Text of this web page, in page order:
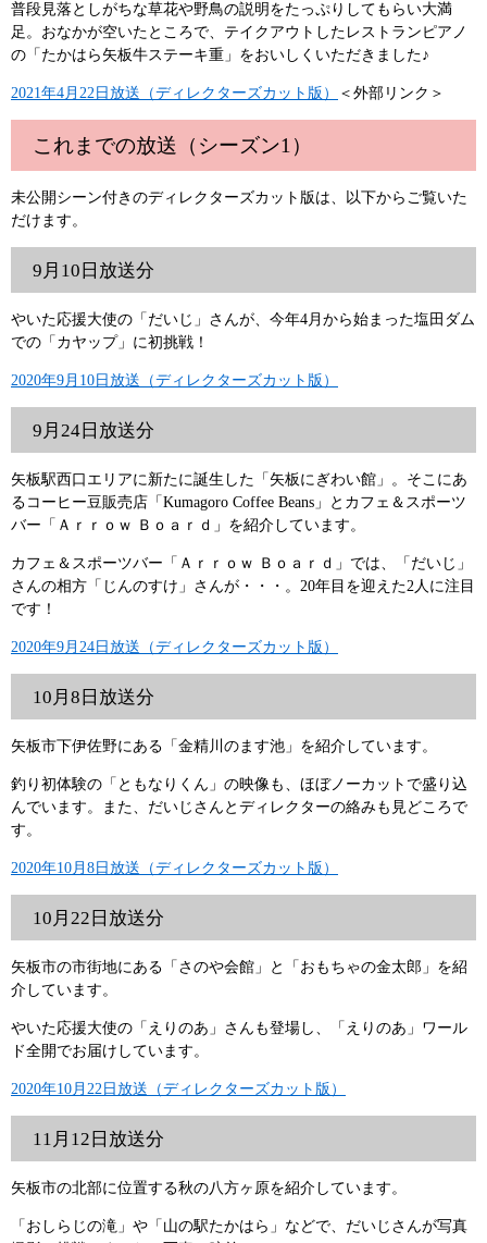
普段見落としがちな草花や野鳥の説明をたっぷりしてもらい大満
足。おなかが空いたところで、テイクアウトしたレストランピアノ
の「たかはら矢板牛ステーキ重」をおいしくいただきました♪
2021年4月22日放送（ディレクターズカット版） ＜外部リンク＞
これまでの放送（シーズン1）
未公開シーン付きのディレクターズカット版は、以下からご覧いた
だけます。
9月10日放送分
やいた応援大使の「だいじ」さんが、今年4月から始まった塩田ダム
での「カヤップ」に初挑戦！
2020年9月10日放送（ディレクターズカット版）
9月24日放送分
矢板駅西口エリアに新たに誕生した「矢板にぎわい館」。そこにあ
るコーヒー豆販売店「Kumagoro Coffee Beans」とカフェ＆スポーツ
バー「Ａｒｒｏｗ Ｂｏａｒｄ」を紹介しています。
カフェ＆スポーツバー「Ａｒｒｏｗ Ｂｏａｒｄ」では、「だいじ」
さんの相方「じんのすけ」さんが・・・。20年目を迎えた2人に注目
です！
2020年9月24日放送（ディレクターズカット版）
10月8日放送分
矢板市下伊佐野にある「金精川のます池」を紹介しています。
釣り初体験の「ともなりくん」の映像も、ほぼノーカットで盛り込
んでいます。また、だいじさんとディレクターの絡みも見どころで
す。
2020年10月8日放送（ディレクターズカット版）
10月22日放送分
矢板市の市街地にある「さのや会館」と「おもちゃの金太郎」を紹
介しています。
やいた応援大使の「えりのあ」さんも登場し、「えりのあ」ワール
ド全開でお届けしています。
2020年10月22日放送（ディレクターズカット版）
11月12日放送分
矢板市の北部に位置する秋の八方ヶ原を紹介しています。
「おしらじの滝」や「山の駅たかはら」などで、だいじさんが写真